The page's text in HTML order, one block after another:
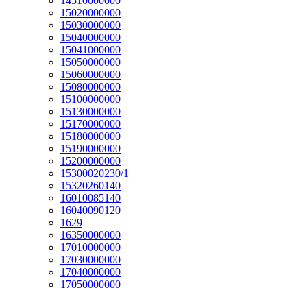
15020000000
15030000000
15040000000
15041000000
15050000000
15060000000
15080000000
15100000000
15130000000
15170000000
15180000000
15190000000
15200000000
15300020230/1
15320260140
16010085140
16040090120
1629
16350000000
17010000000
17030000000
17040000000
17050000000